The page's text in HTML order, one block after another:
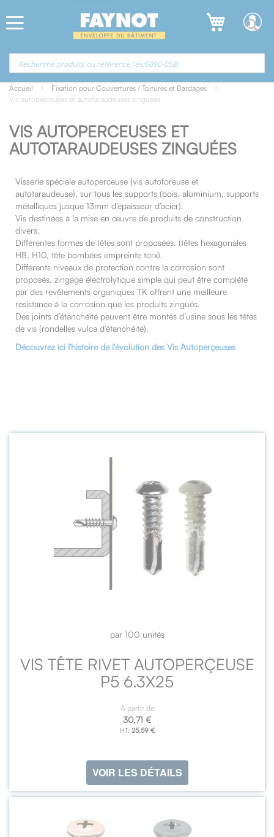
au
contenu
Accueil
Fixation pour Couvertures / Toitures et Bardages
Vis autoperceuses et autotaraudeuses zinguées
VIS AUTOPERCEUSES ET
AUTOTARAUDEUSES ZINGUÉES
Visserie spéciale autoperceuse (vis autoforeuse et
autotaraudeuse), sur tous les supports (bois, aluminium, supports
métalliques jusque 13mm d’épaisseur d’acier).
Vis destinées à la mise en œuvre de produits de construction
divers.
Différentes formes de têtes sont proposées. (têtes hexagonales
H8, H10, tête bombées empreinte torx).
Différents niveaux de protection contre la corrosion sont
proposés, zingage électrolytique simple qui peut être complété
par des revêtements organiques TK offrant une meilleure
résistance à la corrosion que les produits zingués.
Des joints d’étanchéité peuvent être montés d’usine sous les têtes
de vis (rondelles vulca d’étanchéité).
Découvrez ici l'histoire de l'évolution des Vis Autoperçeuses
par 100 unités
VIS TÊTE RIVET AUTOPERÇEUSE
P5 6.3X25
À partir de
30,71 €
25,59 €
VOIR LES DÉTAILS